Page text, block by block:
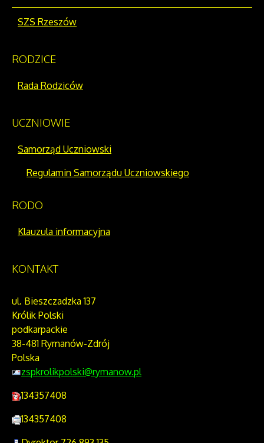
SZS Rzeszów
RODZICE
Rada Rodziców
UCZNIOWIE
Samorząd Uczniowski
Regulamin Samorządu Uczniowskiego
RODO
Klauzula informacyjna
KONTAKT
ul. Bieszczadzka 137
Królik Polski
podkarpackie
38-481 Rymanów-Zdrój
Polska
zspkrolikpolski@rymanow.pl
134357408
134357408